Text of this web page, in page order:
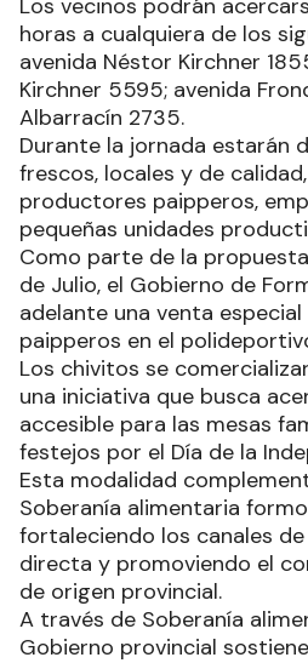
Los vecinos podrán
horas a cualquiera de los
avenida Néstor Kirchner
Kirchner 5595; avenida
Albarracín 2735.
Durante la jornada estarán
frescos, locales y de
productores paipperos,
pequeñas unidades
Como parte de la
de Julio, el Gobierno de
adelante una venta
paipperos en el
Los chivitos se
una iniciativa que busca
accesible para las mesas
festejos por el Día de la
Esta modalidad
Soberanía alimentaria
fortaleciendo los canales
directa y promoviendo el
de origen provincial.
A través de Soberanía
Gobierno provincial